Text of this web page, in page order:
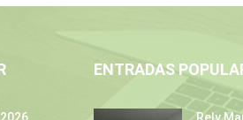
ENTRADAS